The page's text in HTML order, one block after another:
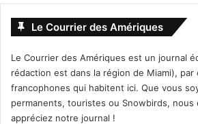
Le Courrier des Amériques
Le Courrier des Amériques est un journal
rédaction est dans la région de Miami),
francophones qui habitent ici. Que vous
permanents, touristes ou Snowbirds, nous
appréciez notre journal !